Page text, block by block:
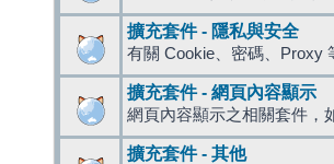
擴充套件 - 隱私與安全
有關 Cookie、密碼、Proxy
擴充套件 - 網頁內容顯示
網頁內容顯示之相關套件，
擴充套件 - 其他